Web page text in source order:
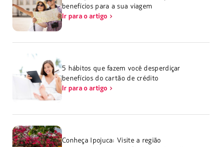
benefícios para a sua viagem
Ir para o artigo
5 hábitos que fazem você desperdiçar
benefícios do cartão de crédito
Ir para o artigo
Conheça Ipojuca: Visite a região